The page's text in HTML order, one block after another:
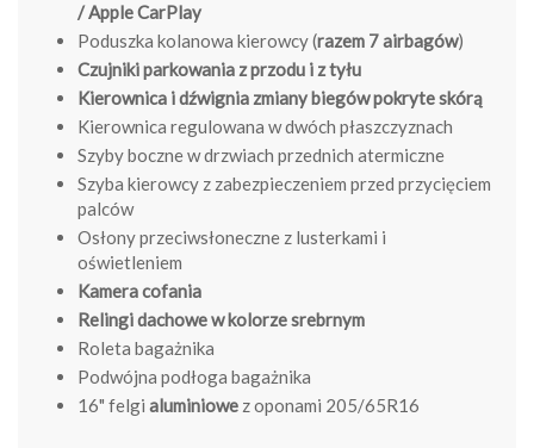
/ Apple CarPlay
Poduszka kolanowa kierowcy (razem 7 airbagów)
Czujniki parkowania z przodu i z tyłu
Kierownica i dźwignia zmiany biegów pokryte skórą
Kierownica regulowana w dwóch płaszczyznach
Szyby boczne w drzwiach przednich atermiczne
Szyba kierowcy z zabezpieczeniem przed przycięciem
palców
Osłony przeciwsłoneczne z lusterkami i
oświetleniem
Kamera cofania
Relingi dachowe w kolorze srebrnym
Roleta bagażnika
Podwójna podłoga bagażnika
16" felgi aluminiowe z oponami 205/65R16